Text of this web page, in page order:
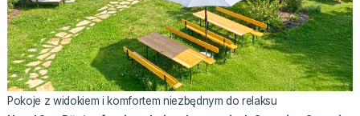
Pokoje z widokiem i komfortem niezbędnym do relaksu